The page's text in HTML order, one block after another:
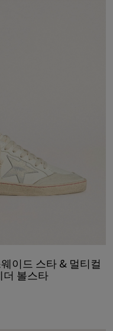
이드 스타 & 멀티컬
더 볼스타